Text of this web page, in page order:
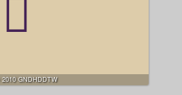
GNDHDDTW